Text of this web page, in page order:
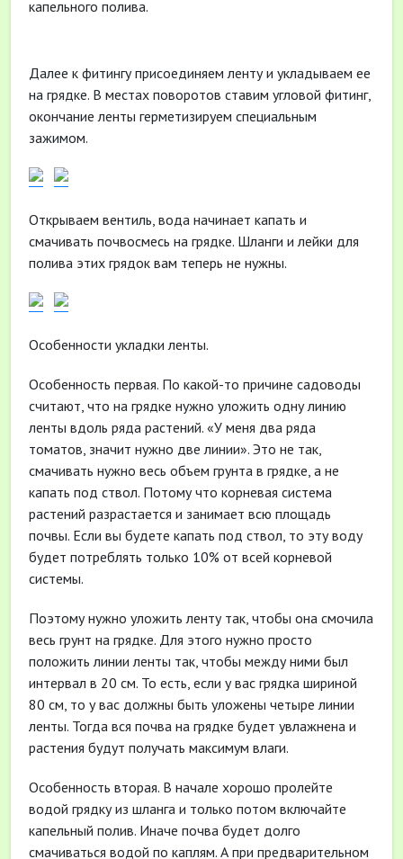
капельного полива.
Далее к фитингу присоединяем ленту и укладываем ее
на грядке. В местах поворотов ставим угловой фитинг,
окончание ленты герметизируем специальным
зажимом.
Открываем вентиль, вода начинает капать и
смачивать почвосмесь на грядке. Шланги и лейки для
полива этих грядок вам теперь не нужны.
Особенности укладки ленты.
Особенность первая. По какой-то причине садоводы
считают, что на грядке нужно уложить одну линию
ленты вдоль ряда растений. «У меня два ряда
томатов, значит нужно две линии». Это не так,
смачивать нужно весь объем грунта в грядке, а не
капать под ствол. Потому что корневая система
растений разрастается и занимает всю площадь
почвы. Если вы будете капать под ствол, то эту воду
будет потреблять только 10% от всей корневой
системы.
Поэтому нужно уложить ленту так, чтобы она смочила
весь грунт на грядке. Для этого нужно просто
положить линии ленты так, чтобы между ними был
интервал в 20 см. То есть, если у вас грядка шириной
80 см, то у вас должны быть уложены четыре линии
ленты. Тогда вся почва на грядке будет увлажнена и
растения будут получать максимум влаги.
Особенность вторая. В начале хорошо пролейте
водой грядку из шланга и только потом включайте
капельный полив. Иначе почва будет долго
смачиваться водой по каплям. А при предварительном